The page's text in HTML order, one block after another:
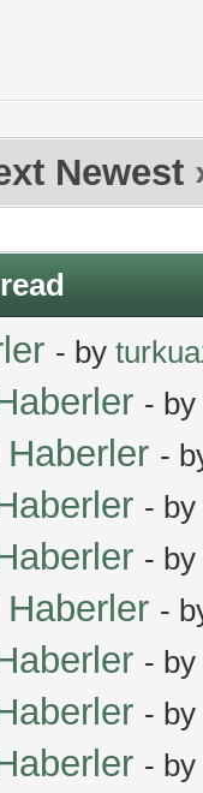
Newest
- by
- by
-
- by
- by
-
- by
- by
- by